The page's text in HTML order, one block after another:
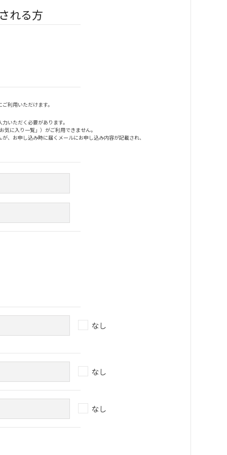
れる方
利用いただけます。
いただく必要があります。
に入り一覧」）がご利用できません。
、お申し込み時に届くメールにお申し込み内容が記載され、
なし
なし
なし